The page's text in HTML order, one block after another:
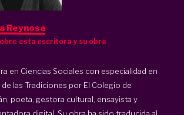
Reynosa
esta escritora y su obra
en Ciencias Sociales con especialidad en
las Tradiciones por El Colegio de
poeta, gestora cultural, ensayista y
digital. Su obra ha sido traducida al